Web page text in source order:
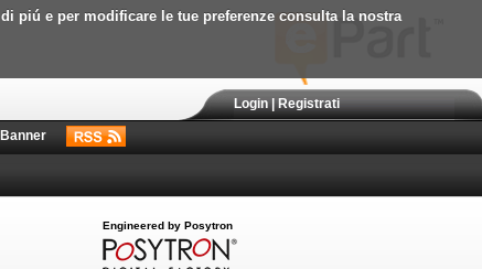
piú e per modificare le tue preferenze consulta la nostra
Login|Registrati
Banner
Engineered by Posytron